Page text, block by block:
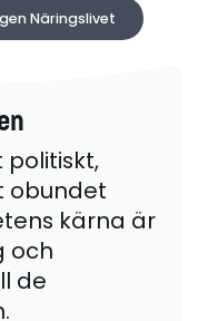
Näringslivet
politiskt,
obundet
kärna är
och
de